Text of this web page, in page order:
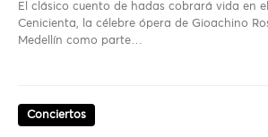
El clásico cuento de hadas cobrará vida en
Cenicienta, la célebre ópera de Gioachino
Medellín como parte…
Conciertos